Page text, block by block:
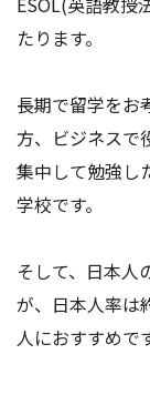
たります。
長期で留学をお
方、ビジネスで
集中して勉強し
学校です。
そして、日本人
が、日本人率は
人におすすめで